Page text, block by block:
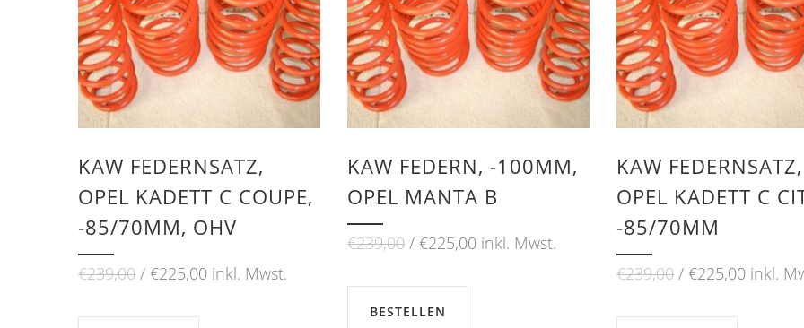
KAW FEDERNSATZ,
OPEL KADETT C COUPE,
-85/70MM, OHV
€239,00Ursprünglicher
€239,00
€225,00Aktueller
inkl. Mwst.
KAW FEDERN, -100MM,
OPEL MANTA B
€239,00Ursprünglicher
€239,00
€225,00Aktueller
inkl. Mwst.
BESTELLEN
KAW FEDERNSATZ,
OPEL KADETT C
-85/70MM
€239,00Ursprünglicher
€239,00
€225,00 inkl.